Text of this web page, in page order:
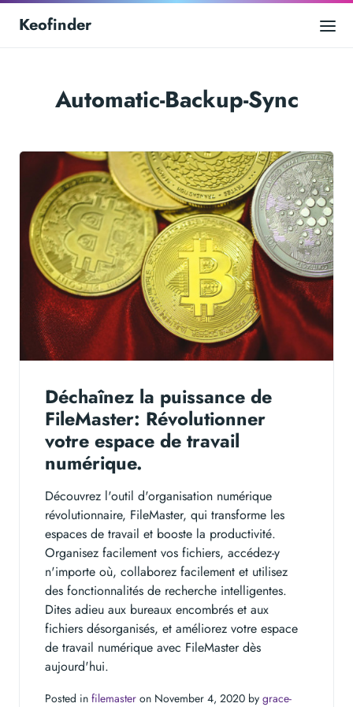
Keofinder
Automatic-Backup-Sync
Déchaînez la puissance de
FileMaster: Révolutionner
votre espace de travail
numérique.
Découvrez l'outil d'organisation numérique
révolutionnaire, FileMaster, qui transforme les
espaces de travail et booste la productivité.
Organisez facilement vos fichiers, accédez-y
n'importe où, collaborez facilement et utilisez
des fonctionnalités de recherche intelligentes.
Dites adieu aux bureaux encombrés et aux
fichiers désorganisés, et améliorez votre espace
de travail numérique avec FileMaster dès
aujourd'hui.
Posted in filemaster on November 4, 2020 by grace-